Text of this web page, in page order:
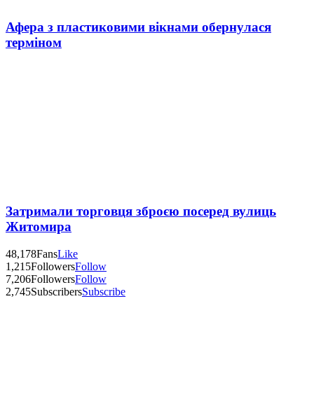
Афера з пластиковими вікнами обернулася
терміном
Затримали торговця зброєю посеред вулиць
Житомира
48,178FansLike
1,215FollowersFollow
7,206FollowersFollow
2,745SubscribersSubscribe